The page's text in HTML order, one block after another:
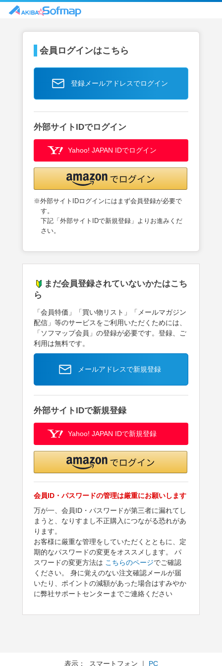
会員ログインはこちら
登録メールアドレスでログイン
外部サイトIDでログイン
Yahoo! JAPAN IDでログイン
※外部サイトIDログインにはまず会員登録が必要で
す。
下記「外部サイトIDで新規登録」よりお進みくだ
さい。
まだ会員登録されていないかたはこち
ら
「会員特価」「買い物リスト」「メールマガジン
配信」等のサービスをご利用いただくためには、
「ソフマップ会員」の登録が必要です。登録、ご
利用は無料です。
メールアドレスで新規登録
外部サイトIDで新規登録
Yahoo! JAPAN IDで新規登録
会員ID・パスワードの管理は厳重にお願いします
万が一、会員ID・パスワードが第三者に漏れてし
まうと、なりすまし不正購入につながる恐れがあ
ります。
お客様に厳重な管理をしていただくとともに、定
期的なパスワードの変更をオススメします。 パ
スワードの変更方法は こちらのページでご確認
ください。 身に覚えのない注文確認メールが届
いたり、ポイントの減額があった場合はすみやか
に弊社サポートセンターまでご連絡ください
表示： スマートフォン ｜ PC